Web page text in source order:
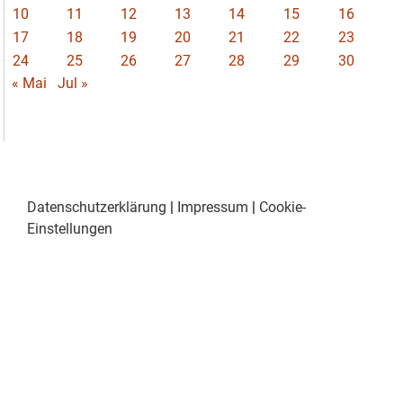
10
11 12 13 14 15
16
17
18 19 20 21 22
23
24
25 26 27 28 29
30
« Mai
Jul »
Datenschutzerklärung | Impressum | Cookie-
Einstellungen